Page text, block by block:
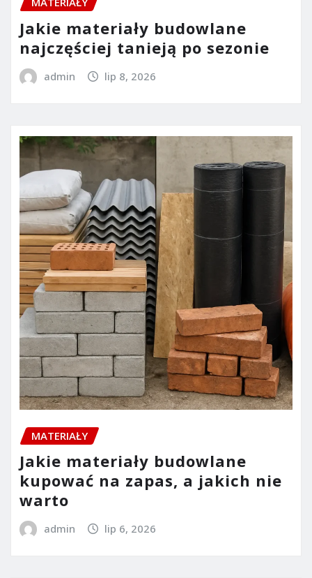
Jakie materiały budowlane
najczęściej tanieją po sezonie
admin lip 8, 2026
MATERIAŁY
Jakie materiały budowlane
kupować na zapas, a jakich nie
warto
admin lip 6, 2026